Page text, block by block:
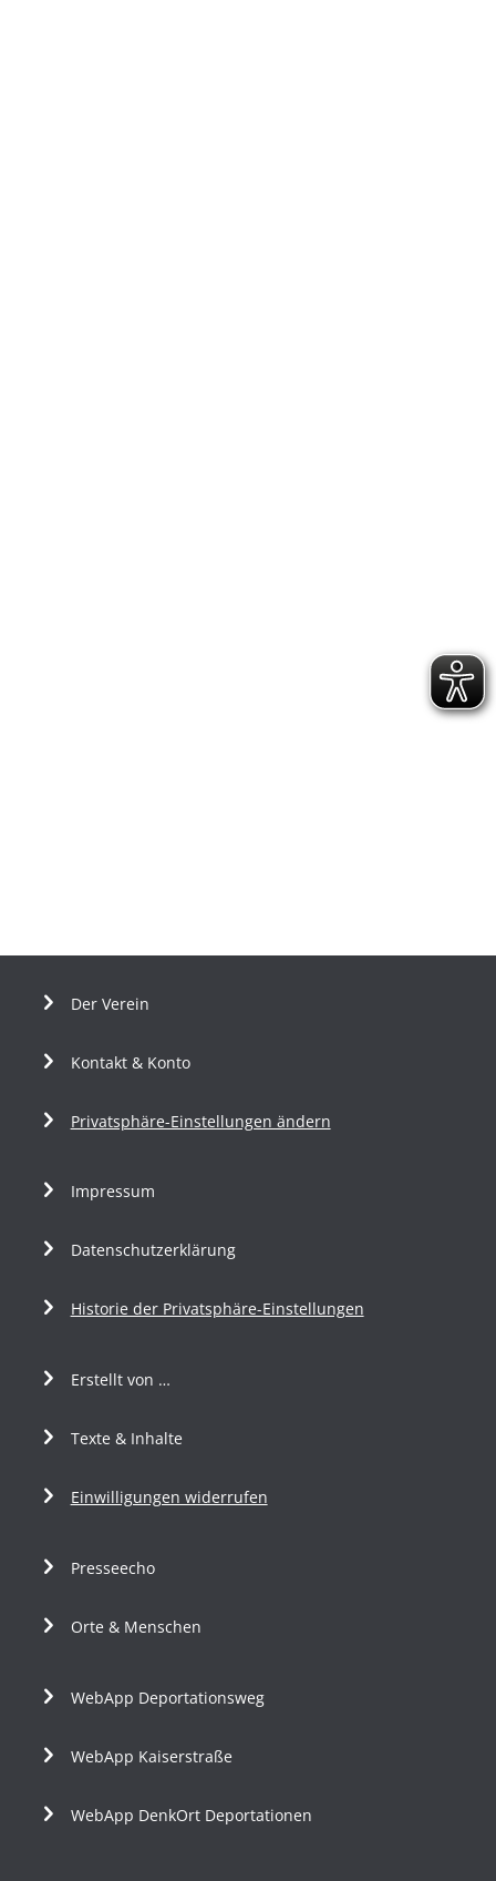
Der Verein
Kontakt & Konto
Privatsphäre-Einstellungen ändern
Impressum
Datenschutzerklärung
Historie der Privatsphäre-Einstellungen
Erstellt von …
Texte & Inhalte
Einwilligungen widerrufen
Presseecho
Orte & Menschen
WebApp Deportationsweg
WebApp Kaiserstraße
WebApp DenkOrt Deportationen